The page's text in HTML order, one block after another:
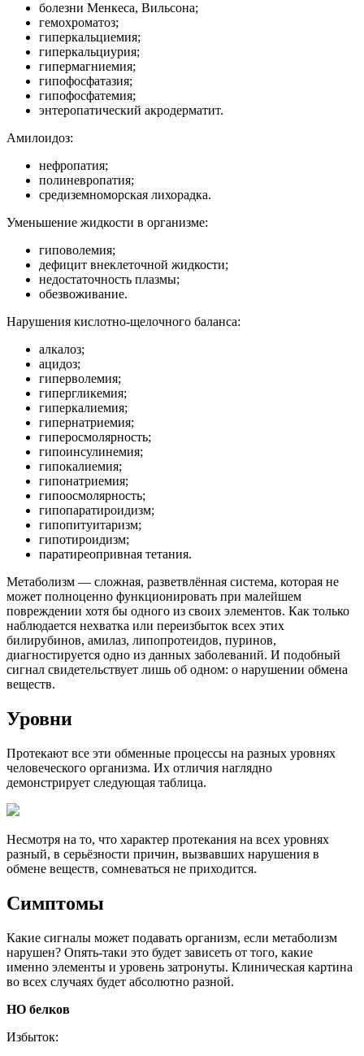
болезни Менкеса, Вильсона;
гемохроматоз;
гиперкальциемия;
гиперкальциурия;
гипермагниемия;
гипофосфатазия;
гипофосфатемия;
энтеропатический акродерматит.
Амилоидоз:
нефропатия;
полиневропатия;
средиземноморская лихорадка.
Уменьшение жидкости в организме:
гиповолемия;
дефицит внеклеточной жидкости;
недостаточность плазмы;
обезвоживание.
Нарушения кислотно-щелочного баланса:
алкалоз;
ацидоз;
гиперволемия;
гипергликемия;
гиперкалиемия;
гипернатриемия;
гиперосмолярность;
гипоинсулинемия;
гипокалиемия;
гипонатриемия;
гипоосмолярность;
гипопаратироидизм;
гипопитуитаризм;
гипотироидизм;
паратиреопривная тетания.
Метаболизм — сложная, разветвлённая система, которая не
может полноценно функционировать при малейшем
повреждении хотя бы одного из своих элементов. Как только
наблюдается нехватка или переизбыток всех этих
билирубинов, амилаз, липопротеидов, пуринов,
диагностируется одно из данных заболеваний. И подобный
сигнал свидетельствует лишь об одном: о нарушении обмена
веществ.
Уровни
Протекают все эти обменные процессы на разных уровнях
человеческого организма. Их отличия наглядно
демонстрирует следующая таблица.
Несмотря на то, что характер протекания на всех уровнях
разный, в серьёзности причин, вызвавших нарушения в
обмене веществ, сомневаться не приходится.
Симптомы
Какие сигналы может подавать организм, если метаболизм
нарушен? Опять-таки это будет зависеть от того, какие
именно элементы и уровень затронуты. Клиническая картина
во всех случаях будет абсолютно разной.
НО белков
Избыток: